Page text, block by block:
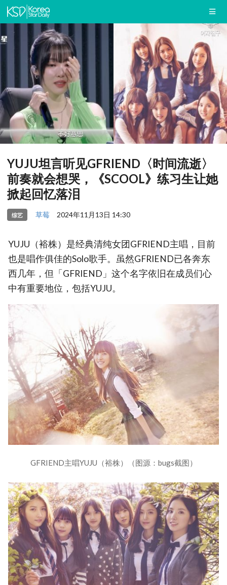
YUJU坦言听见GFRIEND〈时间流逝〉
前奏就会想哭，《SCOOL》练习生让她
掀起回忆落泪
综艺 草莓 2024年11月13日 14:30
YUJU（裕株）是经典清纯女团GFRIEND主唱，目前
也是唱作俱佳的Solo歌手。虽然GFRIEND已各奔东
西几年，但「GFRIEND」这个名字依旧在成员们心
中有重要地位，包括YUJU。
GFRIEND主唱YUJU（裕株）（图源：bugs截图）